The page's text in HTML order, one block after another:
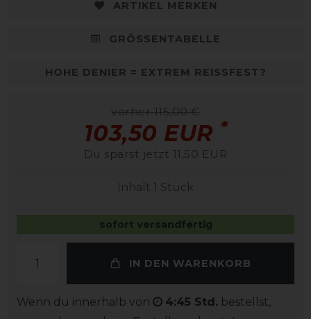
ARTIKEL MERKEN
GRÖSSENTABELLE
HOHE DENIER = EXTREM REISSFEST?
vorher 115,00 €
103,50 EUR *
Du sparst jetzt 11,50 EUR
Inhalt 1 Stück
sofort versandfertig
IN DEN WARENKORB
Wenn du innerhalb von 4:45 Std. bestellst,